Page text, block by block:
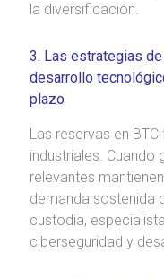
la diversificación.
3. Las estrategias
desarrollo
plazo
Las reservas en
industriales. Cuando
relevantes
demanda sostenida
custodia,
ciberseguridad y